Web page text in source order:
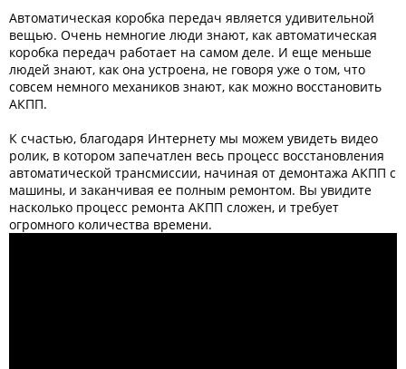
Автоматическая коробка передач является удивительной
вещью. Очень немногие люди знают, как автоматическая
коробка передач работает на самом деле. И еще меньше
людей знают, как она устроена, не говоря уже о том, что
совсем немного механиков знают, как можно восстановить
АКПП.
К счастью, благодаря Интернету мы можем увидеть видео
ролик, в котором запечатлен весь процесс восстановления
автоматической трансмиссии, начиная от демонтажа АКПП с
машины, и заканчивая ее полным ремонтом. Вы увидите
насколько процесс ремонта АКПП сложен, и требует
огромного количества времени.